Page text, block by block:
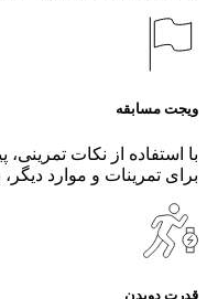
ویجت مسابقه
با استفاده از نکات
برای تمرینات و موارد
قدرت دویدن